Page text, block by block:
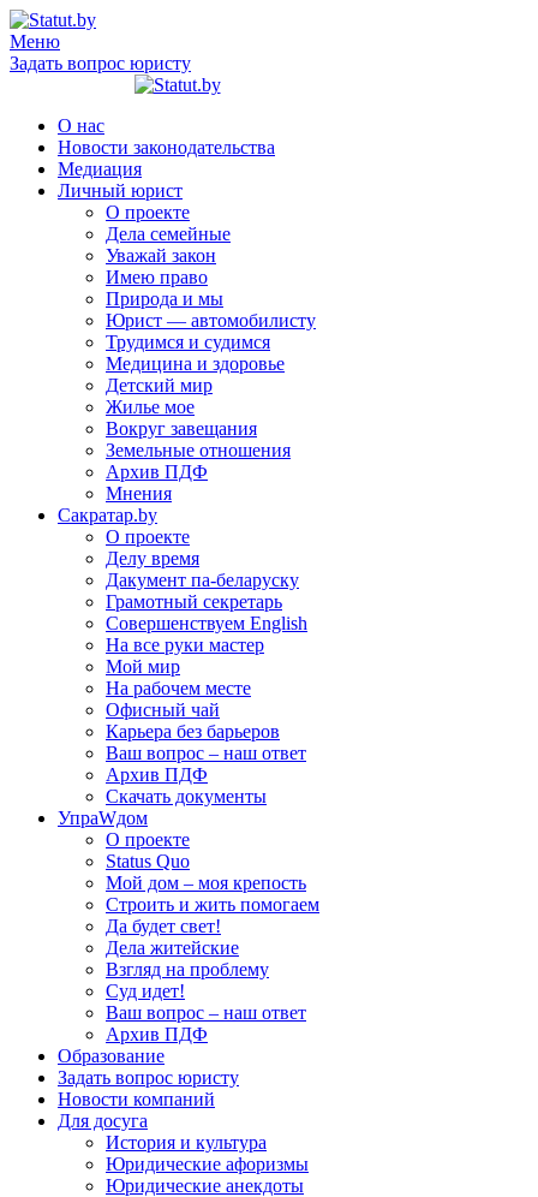
Меню
Задать вопрос юристу
О нас
Новости законодательства
Медиация
Личный юрист
О проекте
Дела семейные
Уважай закон
Имею право
Природа и мы
Юрист — автомобилисту
Трудимся и судимся
Медицина и здоровье
Детский мир
Жилье мое
Вокруг завещания
Земельные отношения
Архив ПДФ
Мнения
Сакратар.by
О проекте
Делу время
Дакумент па-беларуску
Грамотный секретарь
Совершенствуем English
На все руки мастер
Мой мир
На рабочем месте
Офисный чай
Карьера без барьеров
Ваш вопрос – наш ответ
Архив ПДФ
Скачать документы
УпраWдом
О проекте
Status Quo
Мой дом – моя крепость
Строить и жить помогаем
Да будет свет!
Дела житейские
Взгляд на проблему
Суд идет!
Ваш вопрос – наш ответ
Архив ПДФ
Образование
Задать вопрос юристу
Новости компаний
Для досуга
История и культура
Юридические афоризмы
Юридические анекдоты